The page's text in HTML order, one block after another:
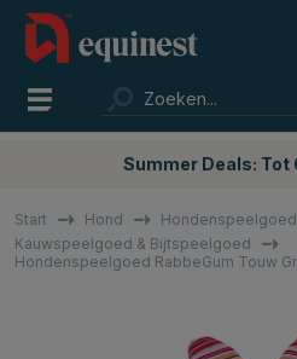
Summer Deals:
Start Hond
Hondenspeelgoed
Kauwspeelgoed & Bijtspeelgoed
Hondenspeelgoed RabbeGum Touw